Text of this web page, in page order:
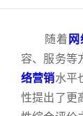
随着
容、服务等
络营销水平
性提出了更